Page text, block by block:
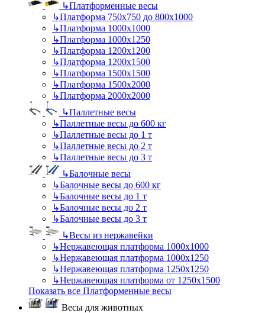
↳Платформенные весы
↳Платформа 750х750 до 800х1000
↳Платформа 1000х1000
↳Платформа 1000х1250
↳Платформа 1200х1200
↳Платформа 1200х1500
↳Платформа 1500х1500
↳Платформа 1500х2000
↳Платформа 2000х2000
↳Паллетные весы
↳Паллетные весы до 600 кг
↳Паллетные весы до 1 т
↳Паллетные весы до 2 т
↳Паллетные весы до 3 т
↳Балочные весы
↳Балочные весы до 600 кг
↳Балочные весы до 1 т
↳Балочные весы до 2 т
↳Балочные весы до 3 т
↳Весы из нержавейки
↳Нержавеющая платформа 1000х1000
↳Нержавеющая платформа 1000х1250
↳Нержавеющая платформа 1250х1250
↳Нержавеющая платформа от 1250х1500
Показать все Платформенные весы
Весы для животных